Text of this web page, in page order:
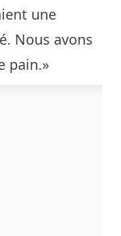
une
Nous avons
pain.»